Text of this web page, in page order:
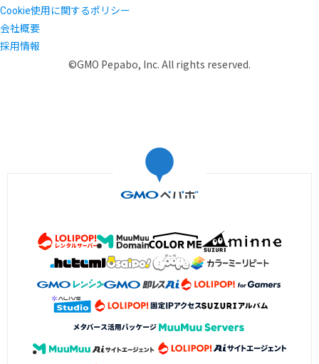
Cookie使用に関するポリシー
会社概要
採用情報
©GMO Pepabo, Inc. All rights reserved.